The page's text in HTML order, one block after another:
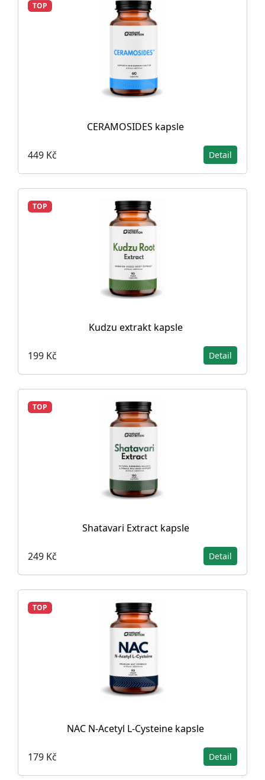
TOP
CERAMOSIDES kapsle
449 Kč Detail
TOP
Kudzu extrakt kapsle
199 Kč Detail
TOP
Shatavari Extract kapsle
249 Kč Detail
TOP
NAC N-Acetyl L-Cysteine ​​kapsle
179 Kč Detail